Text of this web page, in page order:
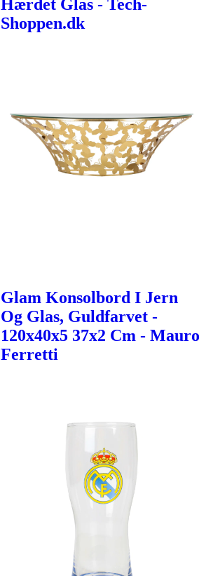
Hærdet Glas - Tech-
Shoppen.dk
Glam Konsolbord I Jern
Og Glas, Guldfarvet -
120x40x5 37x2 Cm - Mauro
Ferretti